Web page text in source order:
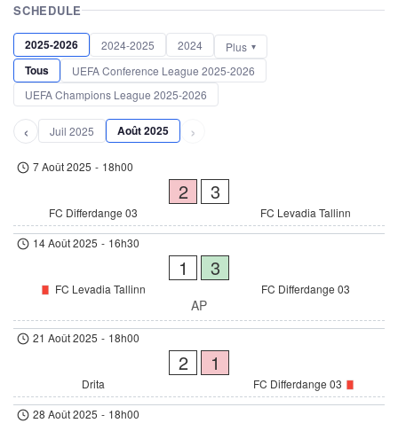
SCHEDULE
2025-2026 2024-2025 2024 Plus
Tous
UEFA Conference League 2025-2026
UEFA Champions League 2025-2026
‹ Juil 2025 Août 2025 ›
7 Août 2025 - 18h00
FC Differdange 03
2 3
FC Levadia Tallinn
14 Août 2025 - 16h30
FC Levadia Tallinn
1 3
FC Differdange 03
AP
21 Août 2025 - 18h00
Drita
2 1
FC Differdange 03
28 Août 2025 - 18h00